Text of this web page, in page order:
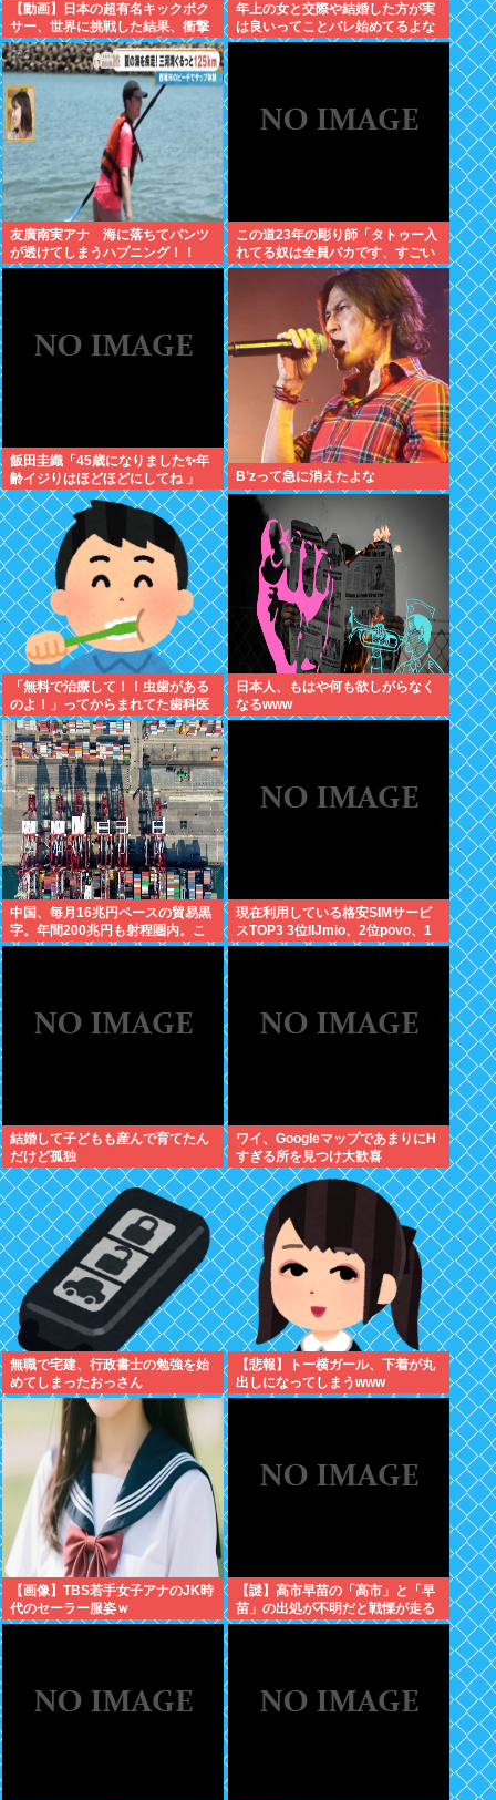
【動画】日本の超有名キックボク
サー、世界に挑戦した結果、衝撃
的KO負けしてしまう。【格闘技】
年上の女と交際や結婚した方が実
は良いってことバレ始めてるよな
友廣南実アナ 海に落ちてパンツ
が透けてしまうハプニング！！
【GIF動画あり】
この道23年の彫り師「タトゥー入
れてる奴は全員バカです、すごい
民度低い」
飯田圭織「45歳になりました✨年
齢イジりはほどほどにしてね 」
B’zって急に消えたよな
「無料で治療して！！虫歯がある
のよ！」ってからまれてた歯科医
の旦那がいるママ
日本人、もはや何も欲しがらなく
なるwww
中国、毎月16兆円ペースの貿易黒
字。年間200兆円も射程圏内。こ
んなん持続不能だろ！
現在利用している格安SIMサービ
スTOP3 3位IIJmio、2位povo、1
位ahamo
結婚して子どもも産んで育てたん
だけど孤独
ワイ、GoogleマップであまりにΗ
すぎる所を見つけ大歓喜
無職で宅建、行政書士の勉強を始
めてしまったおっさん
【悲報】トー横ガール、下着が丸
出しになってしまうwww
【画像】TBS若手女子アナのJK時
代のセーラー服姿ｗ
【謎】高市早苗の「高市」と「早
苗」の出処が不明だと戦慄が走る